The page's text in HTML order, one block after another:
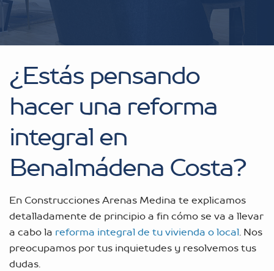
¿Estás pensando
hacer una reforma
integral en
Benalmádena Costa?
En Construcciones Arenas Medina te explicamos
detalladamente de principio a fin cómo se va a llevar
a cabo la reforma integral de tu vivienda o local. Nos
preocupamos por tus inquietudes y resolvemos tus
dudas.